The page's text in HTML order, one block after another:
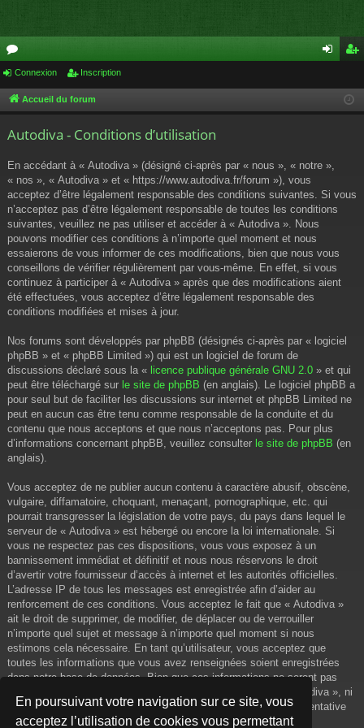
En poursuivant votre navigation sur ce site, vous
acceptez l’utilisation de cookies vous permettant
or
u cri
Connexion Inscription
Accueil du forum
Autodiva - Conditions d’utilisation
En accédant à « Autodiva » (désigné ci-après par « nous », « notre »,
« nos », « Autodiva » et « https://www.autodiva.fr/forum »), vous
acceptez d’être légalement responsable des conditions suivantes. Si vous
n’acceptez pas d’être légalement responsable de toutes les conditions
suivantes, veuillez ne pas utiliser et accéder à « Autodiva ». Nous
pouvons modifier ces conditions à n’importe quel moment et nous
essaierons de vous informer de ces modifications, bien que nous vous
conseillons de vérifier régulièrement par vous-même. En effet, si vous
continuez à participer à « Autodiva » après que des modifications aient
été effectuées, vous acceptez d’être légalement responsable des
conditions modifiées et mises à jour.
Nos forums sont développés par phpBB (désignés ci-après par « logiciel
phpBB » et « phpBB Limited ») qui est un logiciel de forum de
discussions déclaré sous la « licence publique générale GNU 2.0 » et qui
peut être téléchargé sur le site de phpBB (en anglais). Le logiciel phpBB a
pour seul but de faciliter les discussions sur internet et phpBB Limited ne
peut en aucun cas être tenu comme responsable de la conduite et du
contenu que nous acceptons et que nous n’acceptons pas. Pour plus
d’informations concernant phpBB, veuillez consulter le site de phpBB (en
anglais).
Vous acceptez de ne publier aucun contenu à caractère abusif, obscène,
vulgaire, diffamatoire, choquant, menaçant, pornographique, etc. qui
pourrait transgresser la législation de votre pays, du pays dans lequel le
serveur de « Autodiva » est hébergé ou encore la loi internationale. Si
vous ne respectez pas ces dispositions, vous vous exposez à un
bannissement immédiat et définitif et nous nous réservons le droit
d’avertir votre fournisseur d’accès à internet et les autorités officielles.
L’adresse IP de tous les messages est enregistrée afin d’aider au
renforcement de ces conditions. Vous acceptez le fait que « Autodiva »
ait le droit de supprimer, de modifier, de déplacer ou de verrouiller
n’importe quel sujet et message à n’importe quel moment si nous
estimons cela nécessaire. En tant qu’utilisateur, vous acceptez que
toutes les informations que vous avez renseignées soient enregistrées
dans notre base de données. Bien que ces informations ne seront pas
diffusées à une tierce partie sans votre consentement, ni « Autodiva », ni
phpBB, ne pourront être tenus comme responsables en cas de tentative
de piratage informatique visant à compromettre vos données.